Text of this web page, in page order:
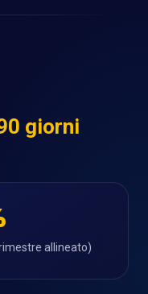
giorni
allineato)